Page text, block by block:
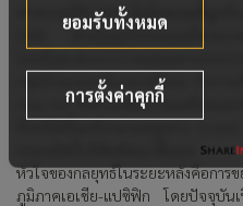
ทำความรู้จักERW
ERWดำเนินธุรกิจโรงแรมที่ครอ
กลุ่มโรงแรมระดับกลางถึงบน กับการ
Hop Inn ซึ่งช่วยเพิ่มความเสถียรแล
ลิโอจึงมีตั้งแต่โรงแรมหรูอย่าง
หัวใจของกลยุทธ์ในระยะหลังคือกา
ภูมิภาคเอเชีย-แปซิฟิก โดยปัจจุบัน
ยอมรับทั้งหมด
การตั้งค่าคุกกี้